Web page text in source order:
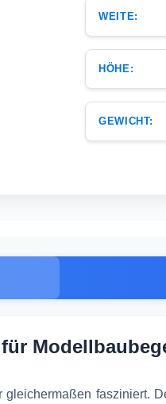
WEITE:
HÖHE:
GEWICHT:
fasziniert.